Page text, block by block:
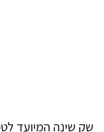
שק שינה המיועד לטמפרטורות של עד 7- מעלות. אידאלי